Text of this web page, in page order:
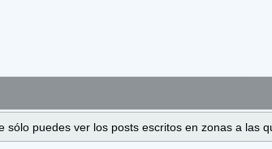
puedes ver los posts escritos en zonas a las